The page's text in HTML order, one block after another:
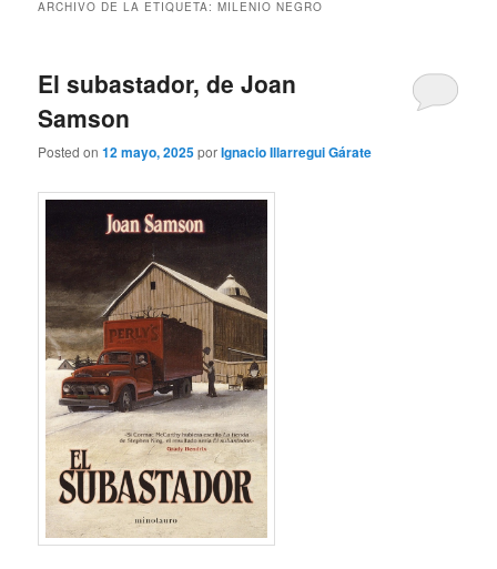
ARCHIVO DE LA ETIQUETA:MILENIO NEGRO
El subastador, de Joan
Samson
Posted on12 mayo, 2025porIgnacio Illarregui Gárate